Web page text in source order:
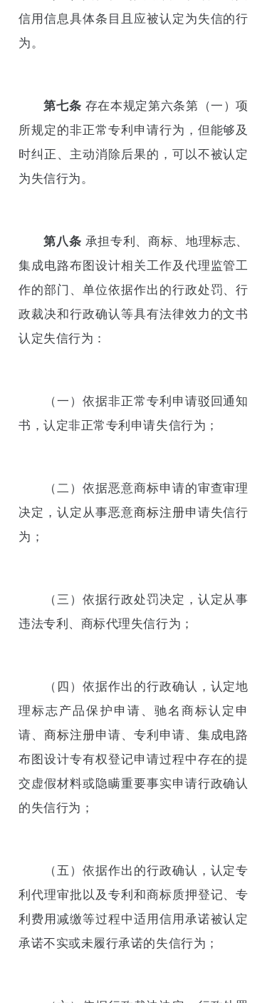
信用信息具体条目且应被认定为失信的行
为。
第七条 存在本规定第六条第（一）项
所规定的非正常专利申请行为，但能够及
时纠正、主动消除后果的，可以不被认定
为失信行为。
第八条 承担专利、商标、地理标志、
集成电路布图设计相关工作及代理监管工
作的部门、单位依据作出的行政处罚、行
政裁决和行政确认等具有法律效力的文书
认定失信行为：
（一）依据非正常专利申请驳回通知
书，认定非正常专利申请失信行为；
（二）依据恶意商标申请的审查审理
决定，认定从事恶意商标注册申请失信行
为；
（三）依据行政处罚决定，认定从事
违法专利、商标代理失信行为；
（四）依据作出的行政确认，认定地
理标志产品保护申请、驰名商标认定申
请、 商标注册申请、专利申请、集成电路
布图设计专有权登记申请过程中存在的提
交虚假材料或隐瞒重要事实申请行政确认
的失信行为；
（五）依据作出的行政确认，认定专
利代理审批以及专利和商标质押登记、专
利费用减缴等过程中适用信用承诺被认定
承诺不实或未履行承诺的失信行为；